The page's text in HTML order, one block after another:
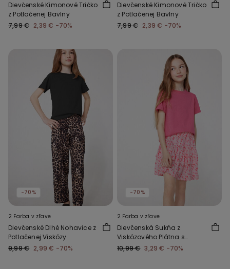
Dievčenské Kimonové Tričko
z Potlačenej Bavlny
7,99 € 2,39 € -70%
Dievčenské Kimonové Tričko
z Potlačenej Bavlny
7,99 € 2,39 € -70%
-70%
2 Farba v zľave
Dievčenské Dlhé Nohavice z
Potlačenej Viskózy
9,99 € 2,99 € -70%
-70%
2 Farba v zľave
Dievčenská Sukňa z
Viskózového Plátna s
Volánikom
10,99 € 3,29 € -70%